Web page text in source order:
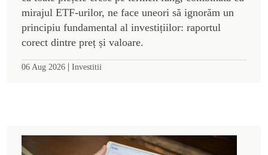
mirajul ETF-urilor, ne face uneori să ignorăm un
principiu fundamental al investițiilor: raportul
corect dintre preț și valoare.
06 Aug 2026 | Investitii